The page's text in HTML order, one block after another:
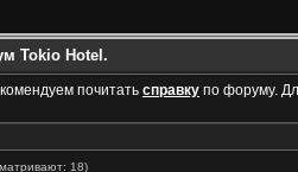
Tokio Hotel.
почитать справку по форуму.
18)